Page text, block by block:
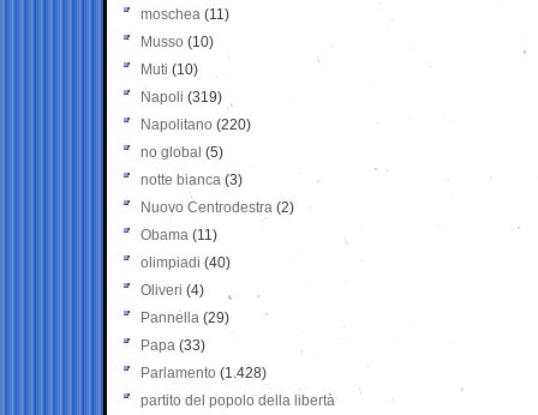
moschea (11)
Musso (10)
Muti (10)
Napoli (319)
Napolitano (220)
no global (5)
notte bianca (3)
Nuovo Centrodestra (2)
Obama (11)
olimpiadi (40)
Oliveri (4)
Pannella (29)
Papa (33)
Parlamento (1.428)
partito del popolo della libertà